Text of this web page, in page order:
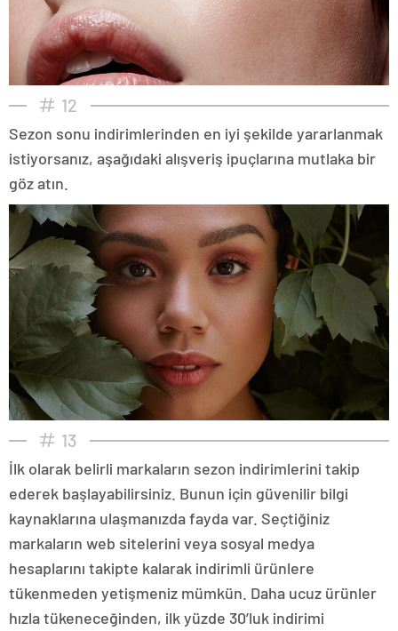
12
Sezon sonu indirimlerinden en iyi şekilde yararlanmak
istiyorsanız, aşağıdaki alışveriş ipuçlarına mutlaka bir
göz atın.
13
İlk olarak belirli markaların sezon indirimlerini takip
ederek başlayabilirsiniz. Bunun için güvenilir bilgi
kaynaklarına ulaşmanızda fayda var. Seçtiğiniz
markaların web sitelerini veya sosyal medya
hesaplarını takipte kalarak indirimli ürünlere
tükenmeden yetişmeniz mümkün. Daha ucuz ürünler
hızla tükeneceğinden, ilk yüzde 30’luk indirimi